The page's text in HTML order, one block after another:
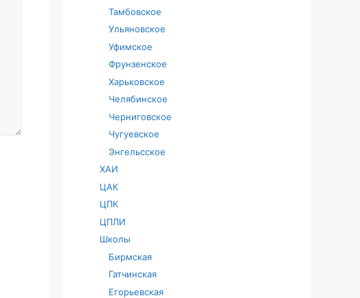
Тамбовское
Ульяновское
Уфимское
Фрунзенское
Харьковское
Челябинское
Черниговское
Чугуевское
Энгельсское
ХАИ
ЦАК
ЦПК
ЦПЛИ
Школы
Бирмская
Гатчинская
Егорьевская